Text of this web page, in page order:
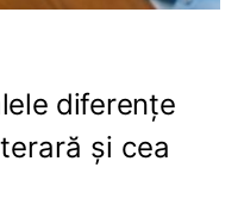
diferențe
și cea